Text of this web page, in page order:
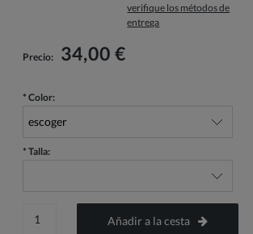
El precio no incluye los posibles gastos de pago
verifique los métodos de
entrega
Precio: 34,00 €
* Color:
* Talla:
Añadir a la cesta